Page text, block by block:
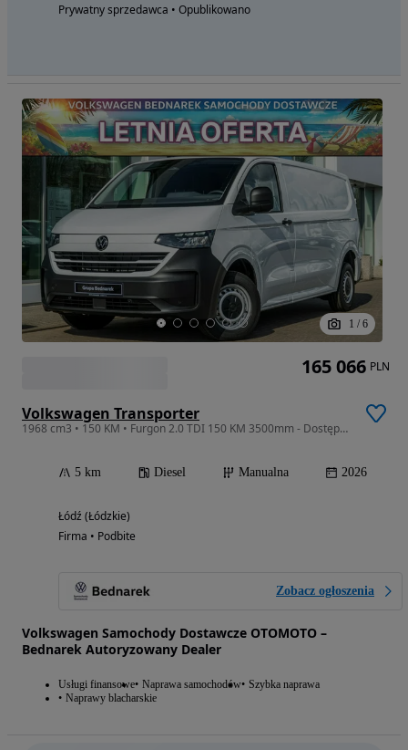
Prywatny sprzedawca • Opublikowano
1 / 6
Volkswagen Transporter
1968 cm3 • 150 KM • Furgon 2.0 TDI 150 KM 3500mm - Dostępny od ręki!
5 km Diesel Manualna 2026
Łódź (Łódzkie)
Firma • Podbite
Zobacz ogłoszenia
Volkswagen Samochody Dostawcze OTOMOTO –
Bednarek Autoryzowany Dealer
Usługi finansowe Naprawa samochodów Szybka naprawa
Naprawy blacharskie
165 066 PLN